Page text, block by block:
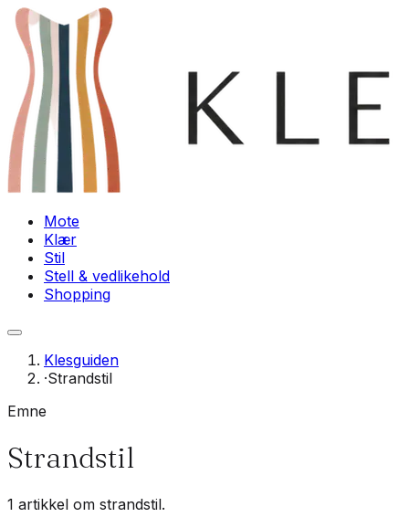
Mote
Klær
Stil
Stell & vedlikehold
Shopping
Klesguiden
·Strandstil
Emne
Strandstil
1 artikkel om strandstil.